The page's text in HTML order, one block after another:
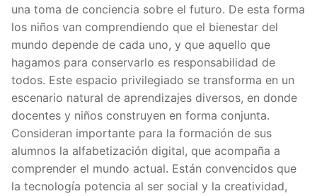
una toma de conciencia sobre el futuro. De esta forma
los niños van comprendiendo que el bienestar del
mundo depende de cada uno, y que aquello que
hagamos para conservarlo es responsabilidad de
todos. Este espacio privilegiado se transforma en un
escenario natural de aprendizajes diversos, en donde
docentes y niños construyen en forma conjunta.
Consideran importante para la formación de sus
alumnos la alfabetización digital, que acompaña a
comprender el mundo actual. Están convencidos que
la tecnología potencia al ser social y la creatividad,